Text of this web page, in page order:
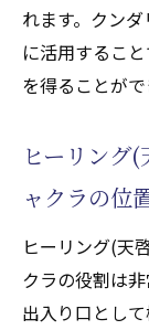
れます。クン
に活用するこ
を得ることがで
ヒーリング
ャクラの位
ヒーリング(天
クラの役割は
出入り口とし